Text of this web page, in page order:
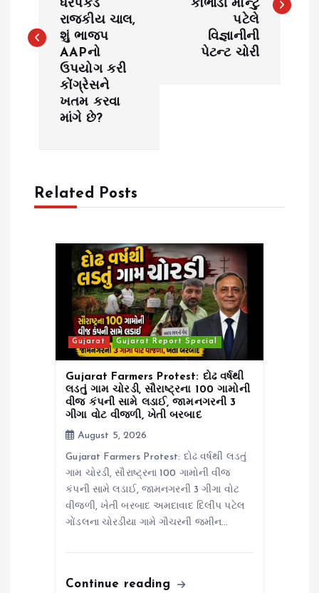
t
ધરપકડ
રાજકીય ચાલ,
શું ભાજપ
AAPનો
ઉપયોગ કરી
કોંગ્રેસને
ખતમ કરવા
માંગે છે?
કૌભાંડી મોન્ટુ
પટેલે
વિજ્ઞાનીની
પેટન્ટ ચોરી
Related Posts
Gujarat Gujarat Report Special
Gujarat Farmers Protest: દોઢ વર્ષથી
લડતું ગામ ચોરડી, સૌરાષ્ટ્રના 100 ગામોની
વીજ કંપની સામે લડાઈ, જામનગરની 3
ગીગા વોટ વીજળી, ખેતી બરબાદ
August 5, 2026
Gujarat Farmers Protest: દોઢ વર્ષથી લડતું
ગામ ચોરડી, સૌરાષ્ટ્રના 100 ગામોની વીજ
કંપની સામે લડાઈ, જામનગરની 3 ગીગા વોટ
વીજળી, ખેતી બરબાદ અમદાવાદ દિલીપ પટેલ
ગોંડલના ચોરડીયા ગામે ગૌચરની જમીન…
Continue reading